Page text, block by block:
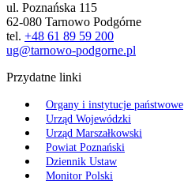
ul. Poznańska 115
62-080 Tarnowo Podgórne
tel. +48 61 89 59 200
ug@tarnowo-podgorne.pl
Przydatne linki
Organy i instytucje państwowe
Urząd Wojewódzki
Urząd Marszałkowski
Powiat Poznański
Dziennik Ustaw
Monitor Polski